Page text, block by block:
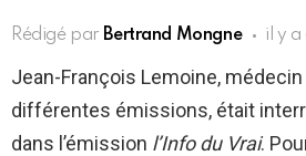
Rédigé par Bertrand Mongne il y a
Jean-François Lemoine,
différentes émissions, était
dans l’émission l’Info du Vrai.